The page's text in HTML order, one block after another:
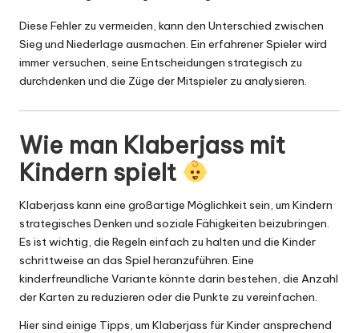
Diese Fehler zu vermeiden, kann den Unterschied zwischen
Sieg und Niederlage ausmachen. Ein erfahrener Spieler wird
immer versuchen, seine Entscheidungen strategisch zu
durchdenken und die Züge der Mitspieler zu analysieren.
Wie man Klaberjass mit
Kindern spielt
Klaberjass kann eine großartige Möglichkeit sein, um Kindern
strategisches Denken und soziale Fähigkeiten beizubringen.
Es ist wichtig, die Regeln einfach zu halten und die Kinder
schrittweise an das Spiel heranzuführen. Eine
kinderfreundliche Variante könnte darin bestehen, die Anzahl
der Karten zu reduzieren oder die Punkte zu vereinfachen.
Hier sind einige Tipps, um Klaberjass für Kinder ansprechend